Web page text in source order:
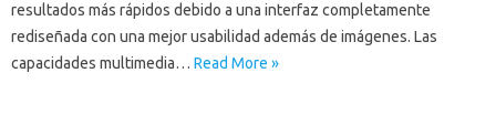
resultados más rápidos debido a una interfaz completamente
rediseñada con una mejor usabilidad además de imágenes. Las
capacidades multimedia… Read More »